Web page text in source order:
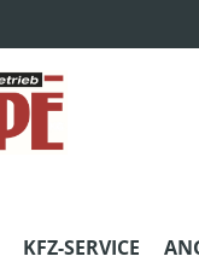
KFZ-SERVICE